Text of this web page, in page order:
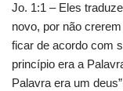
Jo. 1:1 – Eles
novo, por não
ficar de acordo com
princípio era a
Palavra era um